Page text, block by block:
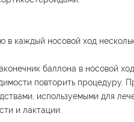
в каждый носовой ход
баллона в носовой
повторить процедуру.
используемыми для
и лактации.